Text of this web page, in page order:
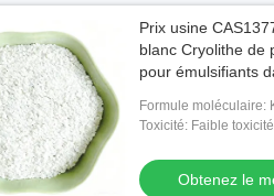
Vidéo
Prix usine
blanc Cryolithe de
pour émulsifiants
Formule moléculaire:
Toxicité: Faible toxicité
Obtenez le